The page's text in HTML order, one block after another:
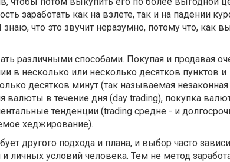
заработать как на взлете, так и на падении
что это звучит неразумно, потому что, как
различными способами. Покупая и продавая
в несколько или несколько десятков пунктов и
десятков минут (так называемая незаконная
валюты в течение дня (day trading), покупка
тенденции (trading средне - и
хеджирование).
другого подхода и плана, и выбор часто
личных условий человека. Тем не метод